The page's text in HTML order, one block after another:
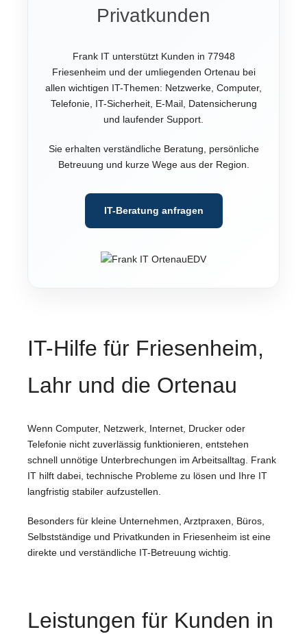
Privatkunden
Frank IT unterstützt Kunden in 77948
Friesenheim und der umliegenden Ortenau bei
allen wichtigen IT-Themen: Netzwerke, Computer,
Telefonie, IT-Sicherheit, E-Mail, Datensicherung
und laufender Support.
Sie erhalten verständliche Beratung, persönliche
Betreuung und kurze Wege aus der Region.
IT-Beratung anfragen
IT-Hilfe für Friesenheim,
Lahr und die Ortenau
Wenn Computer, Netzwerk, Internet, Drucker oder
Telefonie nicht zuverlässig funktionieren, entstehen
schnell unnötige Unterbrechungen im Arbeitsalltag. Frank
IT hilft dabei, technische Probleme zu lösen und Ihre IT
langfristig stabiler aufzustellen.
Besonders für kleine Unternehmen, Arztpraxen, Büros,
Selbstständige und Privatkunden in Friesenheim ist eine
direkte und verständliche IT-Betreuung wichtig.
Leistungen für Kunden in